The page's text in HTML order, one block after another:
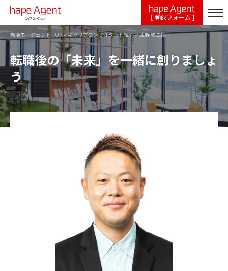
[ 登録フォーム ]
転職エージェント TOP>キャリアコンサルタント紹介>蔵野 紘二朗
転職後の「未来」を一緒に創りましょ
う